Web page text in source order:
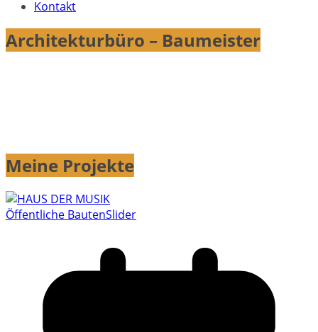
Kontakt
Architekturbüro – Baumeister
Meine Projekte
Öffentliche BautenSlider